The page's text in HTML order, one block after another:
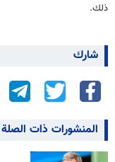
ذلك.
شارك
المنشورات ذات الصلة